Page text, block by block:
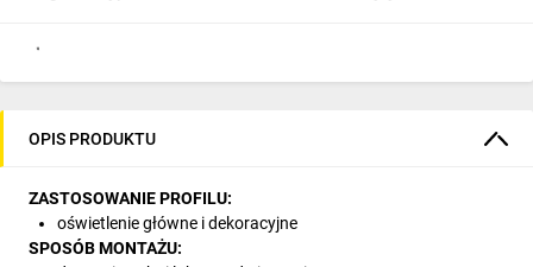
OPIS PRODUKTU
ZASTOSOWANIE PROFILU:
oświetlenie główne i dekoracyjne
SPOSÓB MONTAŻU: